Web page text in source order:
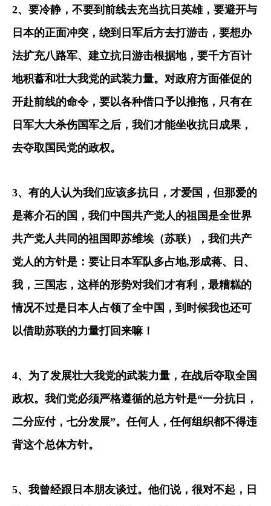
2、要冷静，不要到前线去充当抗日英雄，要避开与
日本的正面冲突，绕到日军后方去打游击，要想办
法扩充八路军、建立抗日游击根据地，要千方百计
地积蓄和壮大我党的武装力量。对政府方面催促的
开赴前线的命令，要以各种借口予以推拖，只有在
日军大大杀伤国军之后，我们才能坐收抗日成果，
去夺取国民党的政权。
3、有的人认为我们应该多抗日，才爱国，但那爱的
是蒋介石的国，我们中国共产党人的祖国是全世界
共产党人共同的祖国即苏维埃（苏联），我们共产
党人的方针是：要让日本军队多占地,形成蒋、日、
我，三国志，这样的形势对我们才有利，最糟糕的
情况不过是日本人占领了全中国，到时候我也还可
以借助苏联的力量打回来嘛！
4、为了发展壮大我党的武装力量，在战后夺取全国
政权。我们党必须严格遵循的总方针是“一分抗日，
二分应付，七分发展”。任何人，任何组织都不得违
背这个总体方针。
5、我曾经跟日本朋友谈过。他们说，很对不起，日